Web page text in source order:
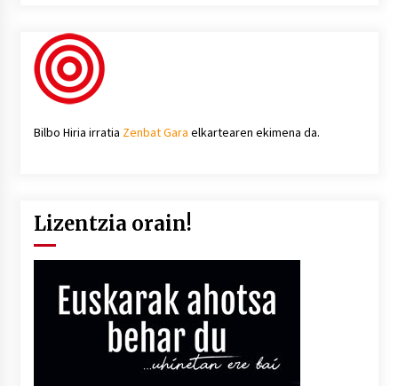
Bilbo Hiria irratia Zenbat Gara elkartearen ekimena da.
Lizentzia orain!